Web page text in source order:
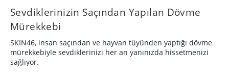
Sevdiklerinizin Saçından Yapılan Dövme
Mürekkebi
SKIN46, insan saçından ve hayvan tüyünden yaptığı dövme
mürekkebiyle sevdiklerinizi her an yanınızda hissetmenizi
sağlıyor.